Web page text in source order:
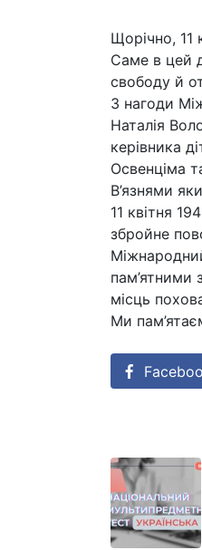
Щорічно, 11
Саме в цей
свободу й
З нагоди
Наталія
керівника
Освенціма
В’язнями
11 квітня
збройне
пам’ятними
місць
Ми